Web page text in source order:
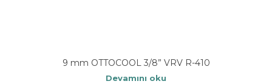
9 mm OTTOCOOL 3/8” VRV R-410
Devamını oku